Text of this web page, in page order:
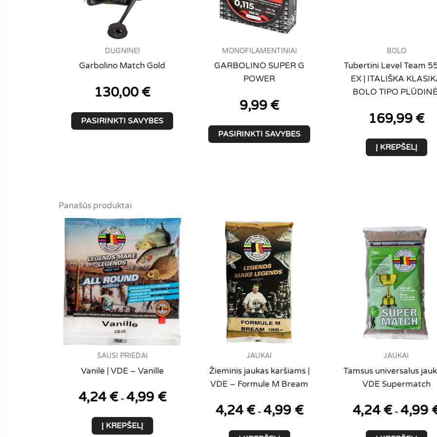
DUGNINEI
Garbolino Match Gold
130,00 €
PASIRINKTI SAVYBES
This
product
be
chosen
on
the
product
page
MONOFILAMENTINIAI
GARBOLINO SUPER G
POWER
9,99 €
PASIRINKTI SAVYBES
This
product
BOLO
Tubertini Level Team
EX | ITALIŠKA
BOLO TIPO
169,99 €
Į KREPŠELĮ
Panašūs produktai
SAUSI PRIEDAI
Vanilė | VDE – Vanille
4,24€- 4,99 €
Į KREPŠELĮ
JAUKAI
Žieminis jaukas karšiams |
VDE – Formule M Bream
4,24€- 4,99 €
JAUKAI
Tamsus universalus
VDE Supermatch
4,24€- 4,99